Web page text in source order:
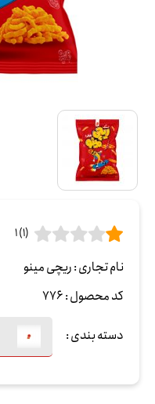
(1) 1
نام تجاری :ریچی مینو
کد محصول :776
دسته بندی :